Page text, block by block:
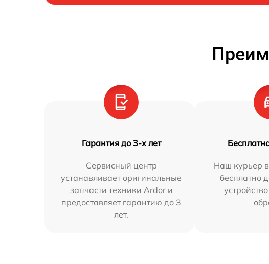
Гарантия до 3-х лет
Сервисный центр
устанавливает оригинальные
запчасти техники Ardor и
предоставляет гарантию до 3
лет.
Наш курьер
бесплатно